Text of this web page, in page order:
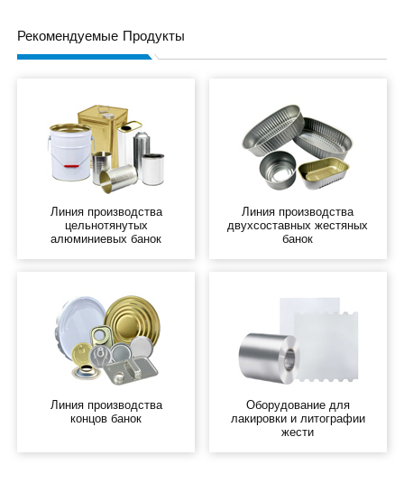
Рекомендуемые Продукты
Линия производства
цельнотянутых
алюминиевых банок
Линия производства
двухсоставных жестяных
банок
Линия производства
концов банок
Оборудование для
лакировки и литографии
жести